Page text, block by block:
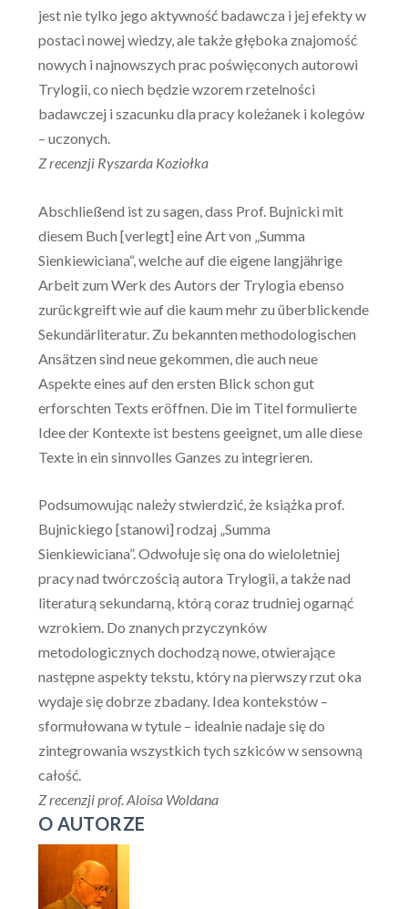
jest nie tylko jego aktywność badawcza i jej efekty w
postaci nowej wiedzy, ale także głęboka znajomość
nowych i najnowszych prac poświęconych autorowi
Trylogii, co niech będzie wzorem rzetelności
badawczej i szacunku dla pracy koleżanek i kolegów
– uczonych.
Z recenzji Ryszarda Koziołka
Abschließend ist zu sagen, dass Prof. Bujnicki mit
diesem Buch [verlegt] eine Art von „Summa
Sienkiewiciana“, welche auf die eigene langjährige
Arbeit zum Werk des Autors der Trylogia ebenso
zurückgreift wie auf die kaum mehr zu überblickende
Sekundärliteratur. Zu bekannten methodologischen
Ansätzen sind neue gekommen, die auch neue
Aspekte eines auf den ersten Blick schon gut
erforschten Texts eröffnen. Die im Titel formulierte
Idee der Kontexte ist bestens geeignet, um alle diese
Texte in ein sinnvolles Ganzes zu integrieren.
Podsumowując należy stwierdzić, że książka prof.
Bujnickiego [stanowi] rodzaj „Summa
Sienkiewiciana”. Odwołuje się ona do wieloletniej
pracy nad twórczością autora Trylogii, a także nad
literaturą sekundarną, którą coraz trudniej ogarnąć
wzrokiem. Do znanych przyczynków
metodologicznych dochodzą nowe, otwierające
następne aspekty tekstu, który na pierwszy rzut oka
wydaje się dobrze zbadany. Idea kontekstów –
sformułowana w tytule – idealnie nadaje się do
zintegrowania wszystkich tych szkiców w sensowną
całość.
Z recenzji prof. Aloisa Woldana
O AUTORZE